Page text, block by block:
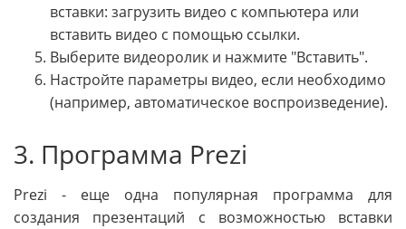
вставки: загрузить видео с компьютера или
вставить видео с помощью ссылки.
Выберите видеоролик и нажмите "Вставить".
Настройте параметры видео, если необходимо
(например, автоматическое воспроизведение).
3. Программа Prezi
Prezi - еще одна популярная программа для
создания презентаций с возможностью вставки